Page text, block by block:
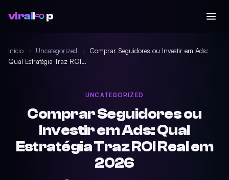
virall p
Início › Uncategorized ›
Comprar Seguidores ou Investir em Ads:
Qual Estratégia Traz ROI…
UNCATEGORIZED
Comprar Seguidores ou
Investir em Ads: Qual
Estratégia Traz ROI Real em
2026